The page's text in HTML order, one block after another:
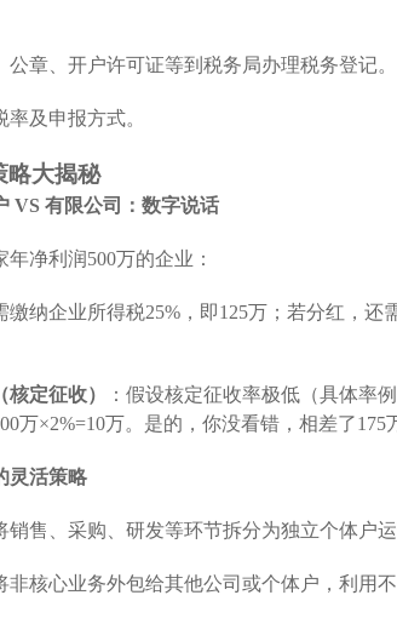
公章、开户许可证等到税务局办理税务登记。
及申报方式。
略大揭秘
VS 有限公司：数字说话
净利润500万的企业：
缴纳企业所得税25%，即125万；若分红，
定征收）
：假设核定征收率极低（具体率
万×2%=10万。是的，你没看错，相差了175
灵活策略
销售、采购、研发等环节拆分为独立个体户
非核心业务外包给其他公司或个体户，利用不